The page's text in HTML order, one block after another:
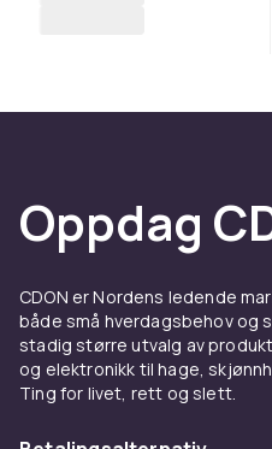
Oppdag
CDON er Nordens ledende
både små hverdagsbehov og
stadig større utvalg av
og elektronikk til hage,
Ting for livet, rett og slett.